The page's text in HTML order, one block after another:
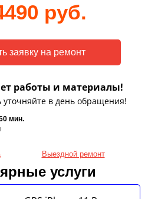
руб.
работы и материалы!
уточняйте в день обращения!
мин.
Выездной ремонт
услуги